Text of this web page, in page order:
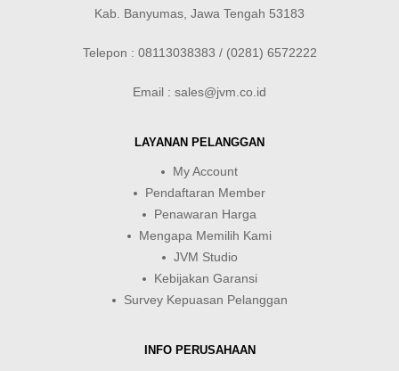
Kab. Banyumas, Jawa Tengah 53183
Telepon : 08113038383 / (0281) 6572222
Email : sales@jvm.co.id
LAYANAN PELANGGAN
My Account
Pendaftaran Member
Penawaran Harga
Mengapa Memilih Kami
JVM Studio
Kebijakan Garansi
Survey Kepuasan Pelanggan
INFO PERUSAHAAN